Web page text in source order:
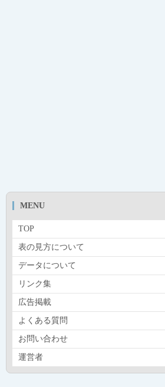
MENU
TOP
表の見方について
データについて
リンク集
広告掲載
よくある質問
お問い合わせ
運営者